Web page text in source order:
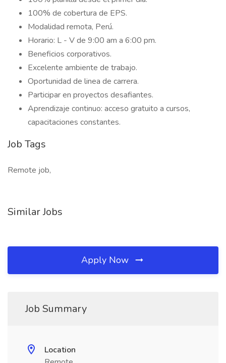
100% de cobertura de EPS.
Modalidad remota, Perú.
Horario: L - V de 9:00 am a 6:00 pm.
Beneficios corporativos.
Excelente ambiente de trabajo.
Oportunidad de linea de carrera.
Participar en proyectos desafiantes.
Aprendizaje continuo: acceso gratuito a cursos,
capacitaciones constantes.
Job Tags
Remote job,
Similar Jobs
Apply Now
Job Summary
Location